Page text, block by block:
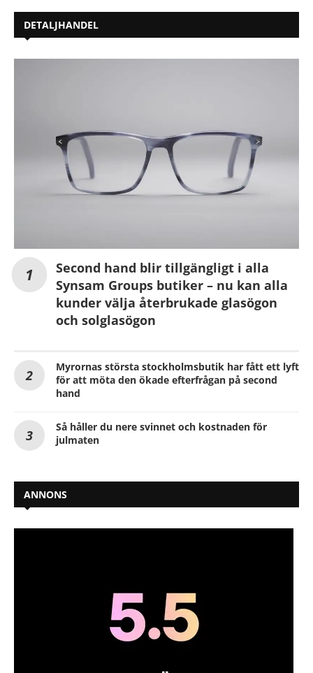
DETALJHANDEL
Second hand blir tillgängligt i alla
Synsam Groups butiker – nu kan alla
kunder välja återbrukade glasögon
och solglasögon
Myrornas största stockholmsbutik har fått ett lyft
för att möta den ökade efterfrågan på second
hand
Så håller du nere svinnet och kostnaden för
julmaten
ANNONS